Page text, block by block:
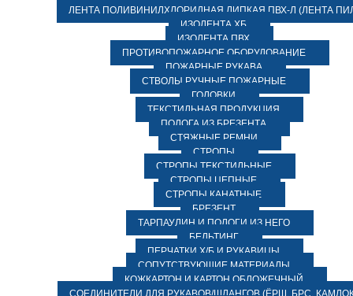
ЛЕНТА ПОЛИВИНИЛХЛОРИДНАЯ ЛИПКАЯ ПВХ-Л (ЛЕНТА
ИЗОЛЕНТА ХБ
ИЗОЛЕНТА ПВХ
ПРОТИВОПОЖАРНОЕ ОБОРУДОВАНИЕ
ПОЖАРНЫЕ РУКАВА
СТВОЛЫ РУЧНЫЕ ПОЖАРНЫЕ
ГОЛОВКИ
ТЕКСТИЛЬНАЯ ПРОДУКЦИЯ
ПОЛОГА ИЗ БРЕЗЕНТА
СТЯЖНЫЕ РЕМНИ
СТРОПЫ
СТРОПЫ ТЕКСТИЛЬНЫЕ
СТРОПЫ ЦЕПНЫЕ
СТРОПЫ КАНАТНЫЕ
БРЕЗЕНТ
ТАРПАУЛИН И ПОЛОГИ ИЗ НЕГО
БЕЛЬТИНГ
ПЕРЧАТКИ Х/Б И РУКАВИЦЫ
СОПУТСТВУЮЩИЕ МАТЕРИАЛЫ
КОЖКАРТОН И КАРТОН ОБЛОЖЕЧНЫЙ
СОЕДИНИТЕЛИ ДЛЯ РУКАВОВ/ШЛАНГОВ (ЁРШ, БРС,